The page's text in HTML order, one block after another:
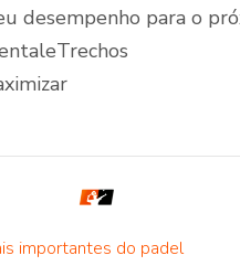
desempenho para o
importantes do padel